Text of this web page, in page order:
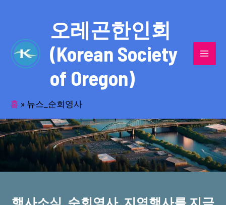
오레곤한인회
(Korean Society
of Oregon)
홈 » 뉴스_순회영사
반세기의 세월을 품고 동포사회를 섬겨온
오레곤한인회!
행사소식, 순회영사, 지역행사를 지금